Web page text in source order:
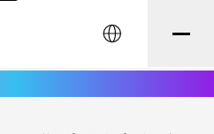
English